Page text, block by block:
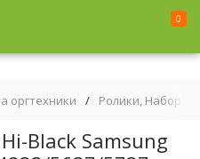
0
оргтехники / Ролики, Наборы
Black Samsung